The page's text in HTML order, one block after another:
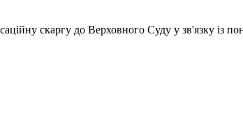
скаргу до Верховного Суду у зв'язку